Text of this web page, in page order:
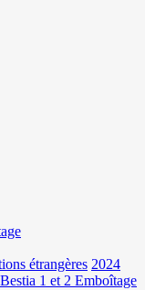
étrangères 2024
1 et 2 Emboîtage